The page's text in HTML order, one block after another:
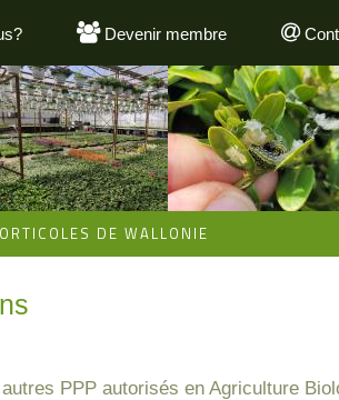
Devenir membre
DE WALLONIE
PPP autorisés en Agriculture